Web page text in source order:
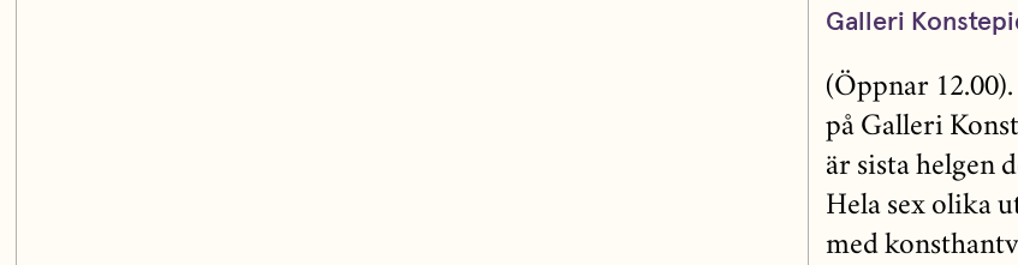
Galleri
(Öppnar
på Galleri
är sista helgen
Hela sex olika
med